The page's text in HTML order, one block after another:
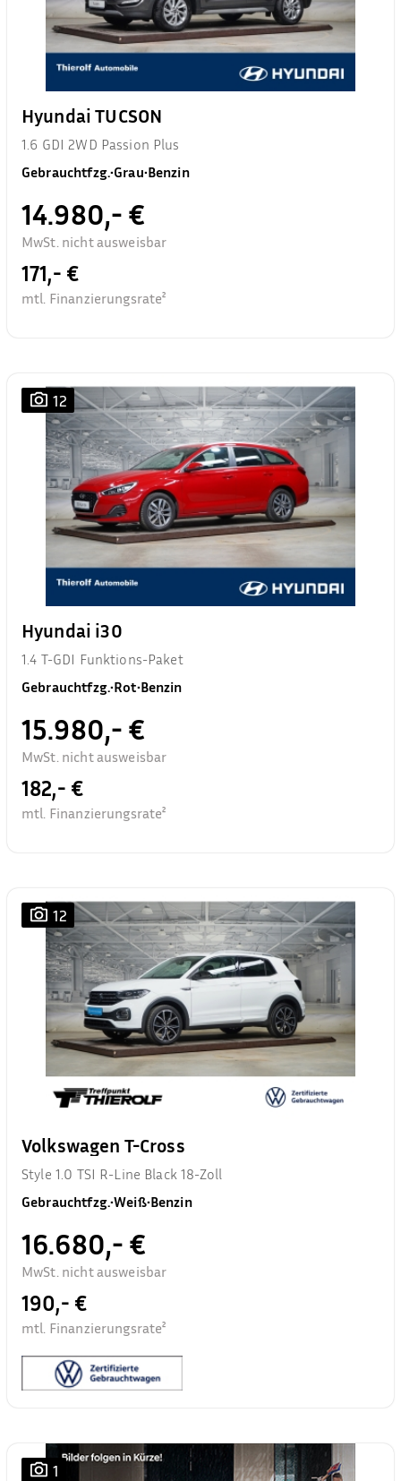
Hyundai TUCSON
1.6 GDI 2WD Passion Plus
Gebrauchtfzg.•Grau•Benzin
14.980,- €
MwSt. nicht ausweisbar
171,- €
mtl. Finanzierungsrate²
12
Hyundai i30
1.4 T-GDI Funktions-Paket
Gebrauchtfzg.•Rot•Benzin
15.980,- €
MwSt. nicht ausweisbar
182,- €
mtl. Finanzierungsrate²
12
Volkswagen T-Cross
Style 1.0 TSI R-Line Black 18-Zoll
Gebrauchtfzg.•Weiß•Benzin
16.680,- €
MwSt. nicht ausweisbar
190,- €
mtl. Finanzierungsrate²
1